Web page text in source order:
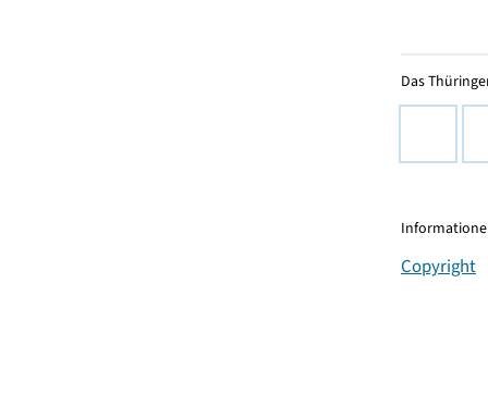
Das
Copyright